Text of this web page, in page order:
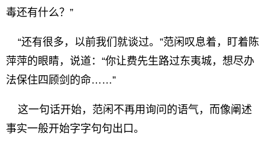
毒还有什么？”
“还有很多，以前我们就谈过。”范闲叹息着，盯着陈
萍萍的眼睛，说道：“你让费先生路过东夷城，想尽办
法保住四顾剑的命……”
这一句话开始，范闲不再用询问的语气，而像阐述
事实一般开始字字句句出口。